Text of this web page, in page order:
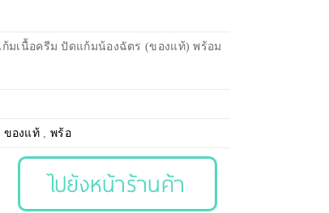
แก้มเนื้อครีม ปัดแก้มน้องฉัตร (ของแท้) พร้อม
ของแท้ , พร้อ
ไปยังหน้าร้านค้า